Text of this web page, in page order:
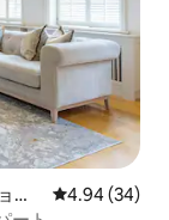
レビュー34
4.94 (34)